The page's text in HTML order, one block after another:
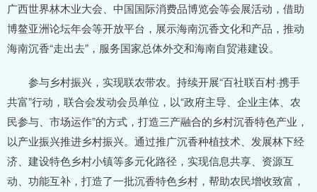
广西世界林木业大会、中国国际消费品博览会等会展活动，借助
博鳌亚洲论坛年会等开放平台，展示海南沉香文化和产品，推动
海南沉香“走出去”，服务国家总体外交和海南自贸港建设。
参与乡村振兴，实现联农带农。持续开展“百社联百村·携手
共富”行动，联合会发动会员单位，以“政府主导、企业主体、农
民参与、市场运作”的方式，打造三产融合的乡村沉香特色产业，
以产业振兴推进乡村振兴。通过推广沉香种植技术、发展林下经
济、建设特色乡村小镇等多元化路径，实现信息共享、资源互
动、功能互补，打造了一批沉香特色乡村，帮助农民增收致富，